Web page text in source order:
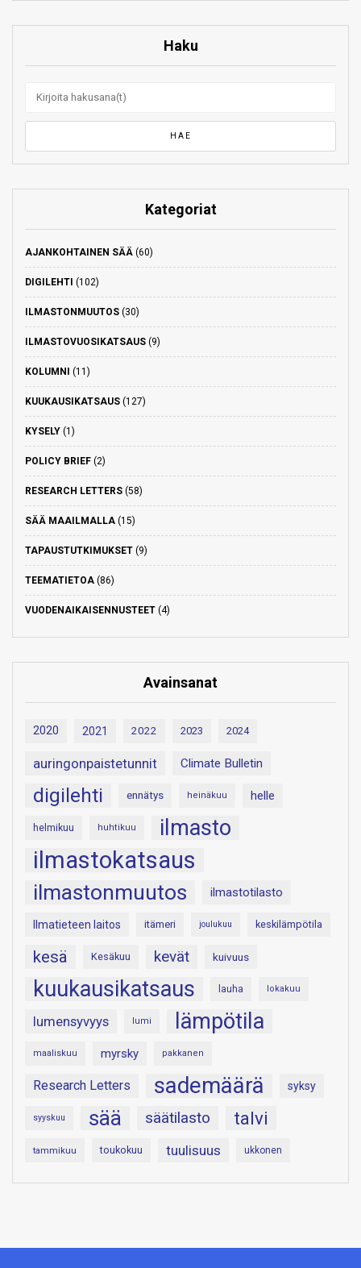
Haku
Kategoriat
AJANKOHTAINEN SÄÄ (60)
DIGILEHTI (102)
ILMASTONMUUTOS (30)
ILMASTOVUOSIKATSAUS (9)
KOLUMNI (11)
KUUKAUSIKATSAUS (127)
KYSELY (1)
POLICY BRIEF (2)
RESEARCH LETTERS (58)
SÄÄ MAAILMALLA (15)
TAPAUSTUTKIMUKSET (9)
TEEMATIETOA (86)
VUODENAIKAISENNUSTEET (4)
Avainsanat
2020 2021 2022 2023 2024
auringonpaistetunnit Climate Bulletin
digilehti ennätys heinäkuu helle
helmikuu huhtikuu ilmasto
ilmastokatsaus
ilmastonmuutos ilmastotilasto
Ilmatieteen laitos itämeri joulukuu keskilämpötila
kesä Kesäkuu kevät kuivuus
kuukausikatsaus lauha lokakuu
lumensyvyys lumi lämpötila
maaliskuu myrsky pakkanen
Research Letters sademäärä syksy
syyskuu sää säätilasto talvi
tammikuu toukokuu tuulisuus ukkonen